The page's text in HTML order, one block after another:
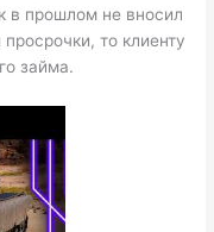
в прошлом не вносил
то клиенту
займа.